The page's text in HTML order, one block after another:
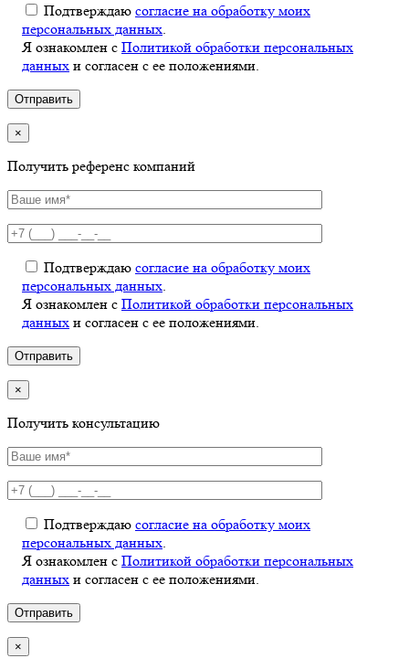
Подтверждаю согласие на обработку моих
персональных данных
Я ознакомлен с Политикой обработки персональных
данных и согласен с ее положениями.
×
Получить референс компаний
Подтверждаю согласие на обработку моих
персональных данных
Я ознакомлен с Политикой обработки персональных
данных и согласен с ее положениями.
×
Получить консультацию
Подтверждаю согласие на обработку моих
персональных данных
Я ознакомлен с Политикой обработки персональных
данных и согласен с ее положениями.
×